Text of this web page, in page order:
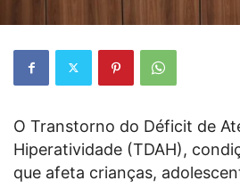
O Transtorno do Déficit de
Hiperatividade (TDAH),
que afeta crianças,